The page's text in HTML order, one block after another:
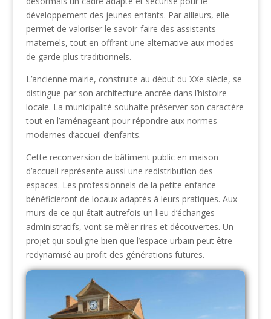
développement des jeunes enfants. Par ailleurs, elle
permet de valoriser le savoir-faire des assistants
maternels, tout en offrant une alternative aux modes
de garde plus traditionnels.
L’ancienne mairie, construite au début du XXe siècle, se
distingue par son architecture ancrée dans l’histoire
locale. La municipalité souhaite préserver son caractère
tout en l’aménageant pour répondre aux normes
modernes d’accueil d’enfants.
Cette reconversion de bâtiment public en maison
d’accueil représente aussi une redistribution des
espaces. Les professionnels de la petite enfance
bénéficieront de locaux adaptés à leurs pratiques. Aux
murs de ce qui était autrefois un lieu d’échanges
administratifs, vont se mêler rires et découvertes. Un
projet qui souligne bien que l’espace urbain peut être
redynamisé au profit des générations futures.